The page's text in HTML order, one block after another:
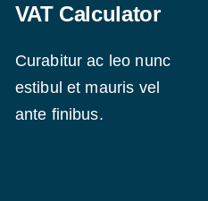
VAT Calculator
Curabitur ac leo nunc
estibul et mauris vel
ante finibus.